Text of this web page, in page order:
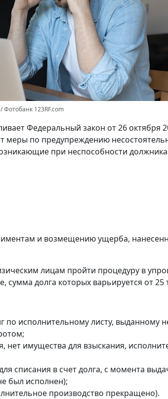
Фотобанк 123RF.com
Федеральный закон от 26 октября
меры по предупреждению
при неспособности должника
и возмещению ущерба,
лицам пройти процедуру в
долга которых варьируется от 25
исполнительному листу, выданному
нет имущества для взыскания,
списания в счет долга, с момента
был исполнен);
производство прекращено).